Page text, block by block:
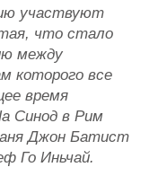
участвуют
что стало
между
которого все
время
Синод в Рим
Джон Батист
Го Иньчай.